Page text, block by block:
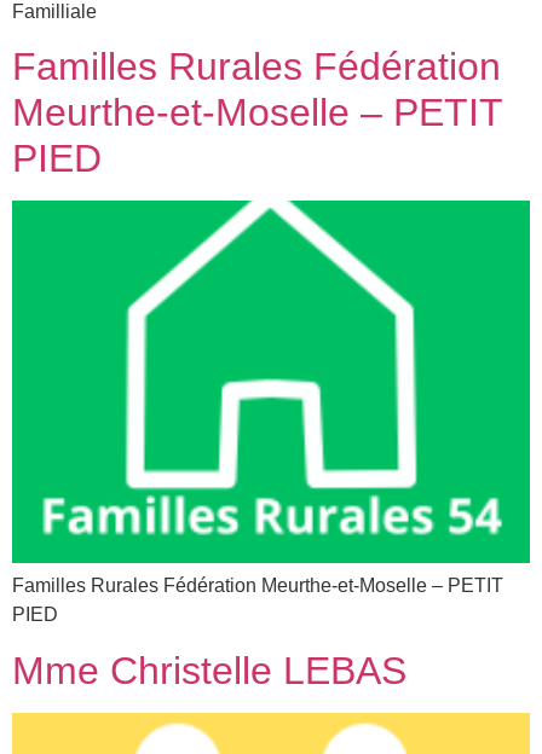
Familliale
Familles Rurales Fédération
Meurthe-et-Moselle – PETIT
PIED
Familles Rurales Fédération Meurthe-et-Moselle – PETIT
PIED
Mme Christelle LEBAS